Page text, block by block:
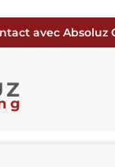
avec Absoluz